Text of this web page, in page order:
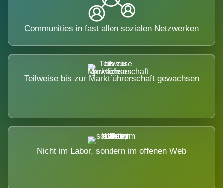
Communities in fast allen sozialen Netzwerken
Teilweise bis zur Marktführerschaft gewachsen
Nicht im Labor, sondern im offenen Web